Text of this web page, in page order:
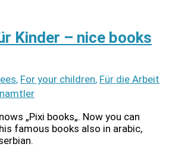
Kinder – nice books
, For your children, Für die Arbeit
„Pixi books„. Now you can
famous books also in arabic,